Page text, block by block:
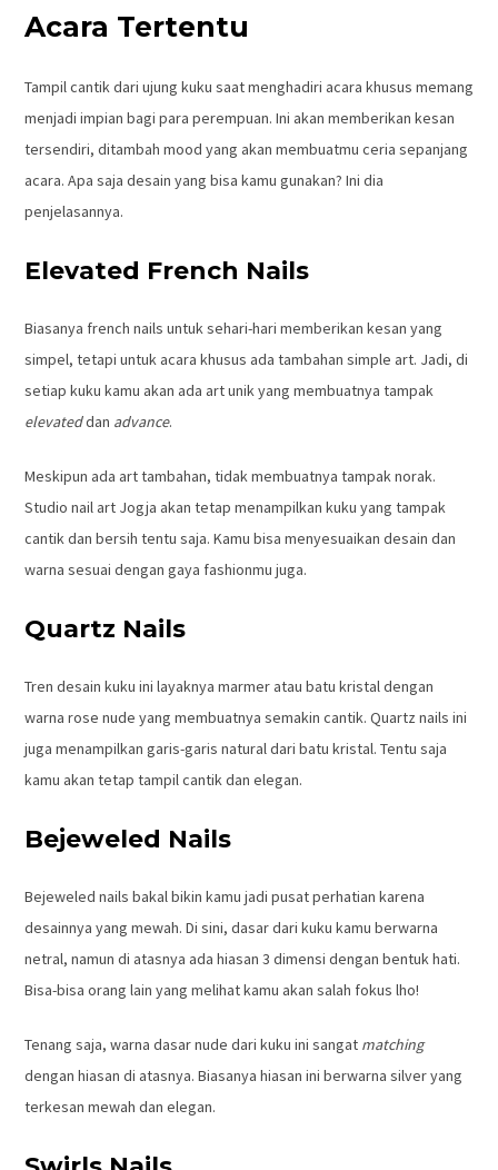
Acara Tertentu
Tampil cantik dari ujung kuku saat menghadiri acara khusus memang
menjadi impian bagi para perempuan. Ini akan memberikan kesan
tersendiri, ditambah mood yang akan membuatmu ceria sepanjang
acara. Apa saja desain yang bisa kamu gunakan? Ini dia
penjelasannya.
Elevated French Nails
Biasanya french nails untuk sehari-hari memberikan kesan yang
simpel, tetapi untuk acara khusus ada tambahan simple art. Jadi, di
setiap kuku kamu akan ada art unik yang membuatnya tampak
elevateddan advance.
Meskipun ada art tambahan, tidak membuatnya tampak norak.
Studio nail art Jogja akan tetap menampilkan kuku yang tampak
cantik dan bersih tentu saja. Kamu bisa menyesuaikan desain dan
warna sesuai dengan gaya fashionmu juga.
Quartz Nails
Tren desain kuku ini layaknya marmer atau batu kristal dengan
warna rose nude yang membuatnya semakin cantik. Quartz nails ini
juga menampilkan garis-garis natural dari batu kristal. Tentu saja
kamu akan tetap tampil cantik dan elegan.
Bejeweled Nails
Bejeweled nails bakal bikin kamu jadi pusat perhatian karena
desainnya yang mewah. Di sini, dasar dari kuku kamu berwarna
netral, namun di atasnya ada hiasan 3 dimensi dengan bentuk hati.
Bisa-bisa orang lain yang melihat kamu akan salah fokus lho!
Tenang saja, warna dasar nude dari kuku ini sangat matching
dengan hiasan di atasnya. Biasanya hiasan ini berwarna silver yang
terkesan mewah dan elegan.